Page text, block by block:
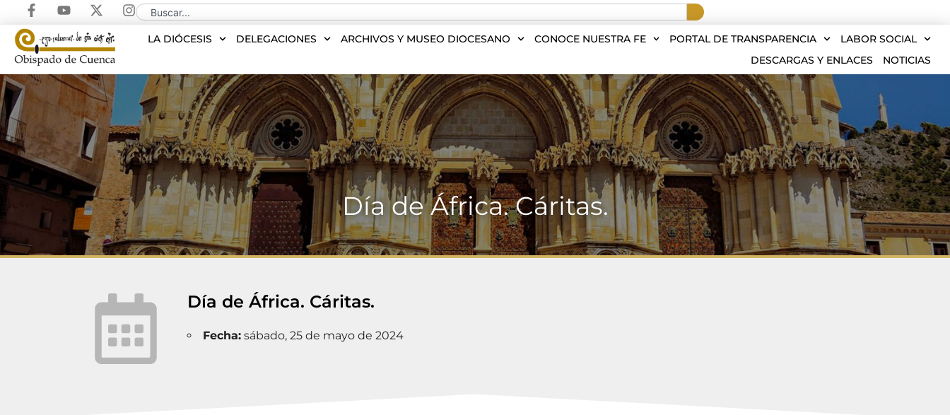
LA DIÓCESIS DELEGACIONES ARCHIVOS Y MUSEO DIOCESANO CONOCE NUESTRA FE PORTAL DE TRANSPARENCIA
LABOR SOCIAL
DESCARGAS Y ENLACES
NOTICIAS
Día de África. Cáritas.
Día de África. Cáritas.
Fecha:sábado, 25 de mayo de 2024